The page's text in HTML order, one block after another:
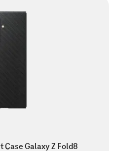
Case Galaxy Z Fold8